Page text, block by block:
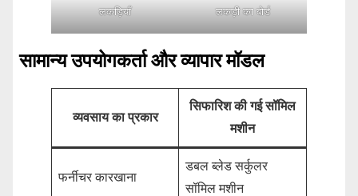
लकड़ियाँ लकड़ी का बोर्ड
सामान्य उपयोगकर्ता और व्यापार मॉडल
व्यवसाय का प्रकार
सिफारिश की गई सॉमिल
मशीन
फर्नीचर कारखाना
डबल ब्लेड सर्कुलर
सॉमिल मशीन